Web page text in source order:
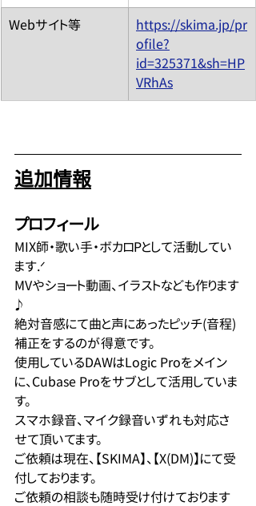
​Webサイト等
https://skima.jp/pr
ofile?
id=325371&sh=HP
VRhAs
追加情報
プロフィール
MIX師・歌い手・ボカロPとして活動してい
ます.ᐟ
MVやショート動画、イラストなども作ります
♪
絶対音感にて曲と声にあったピッチ(音程)
補正をするのが得意です。
使用しているDAWはLogic Proをメイン
に、Cubase Proをサブとして活用していま
す。
スマホ録音、マイク録音いずれも対応さ
せて頂いてます。
ご依頼は現在、【SKIMA】、【X(DM)】にて受
付しております。
ご依頼の相談も随時受け付けております